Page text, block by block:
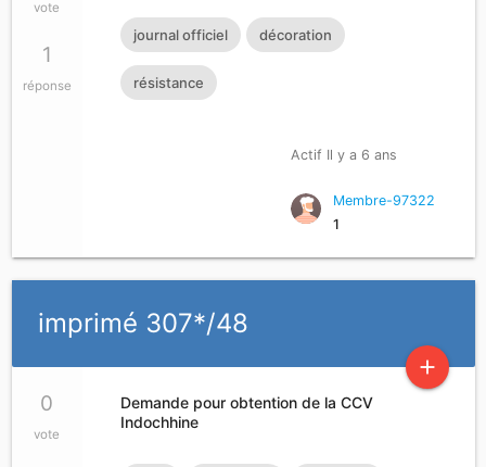
vote
1
réponse
journal officiel décoration
résistance
Actif Il y a 6 ans
Membre-97322
1
imprimé 307*/48
add
0
vote
Demande pour obtention de la CCV
Indochhine